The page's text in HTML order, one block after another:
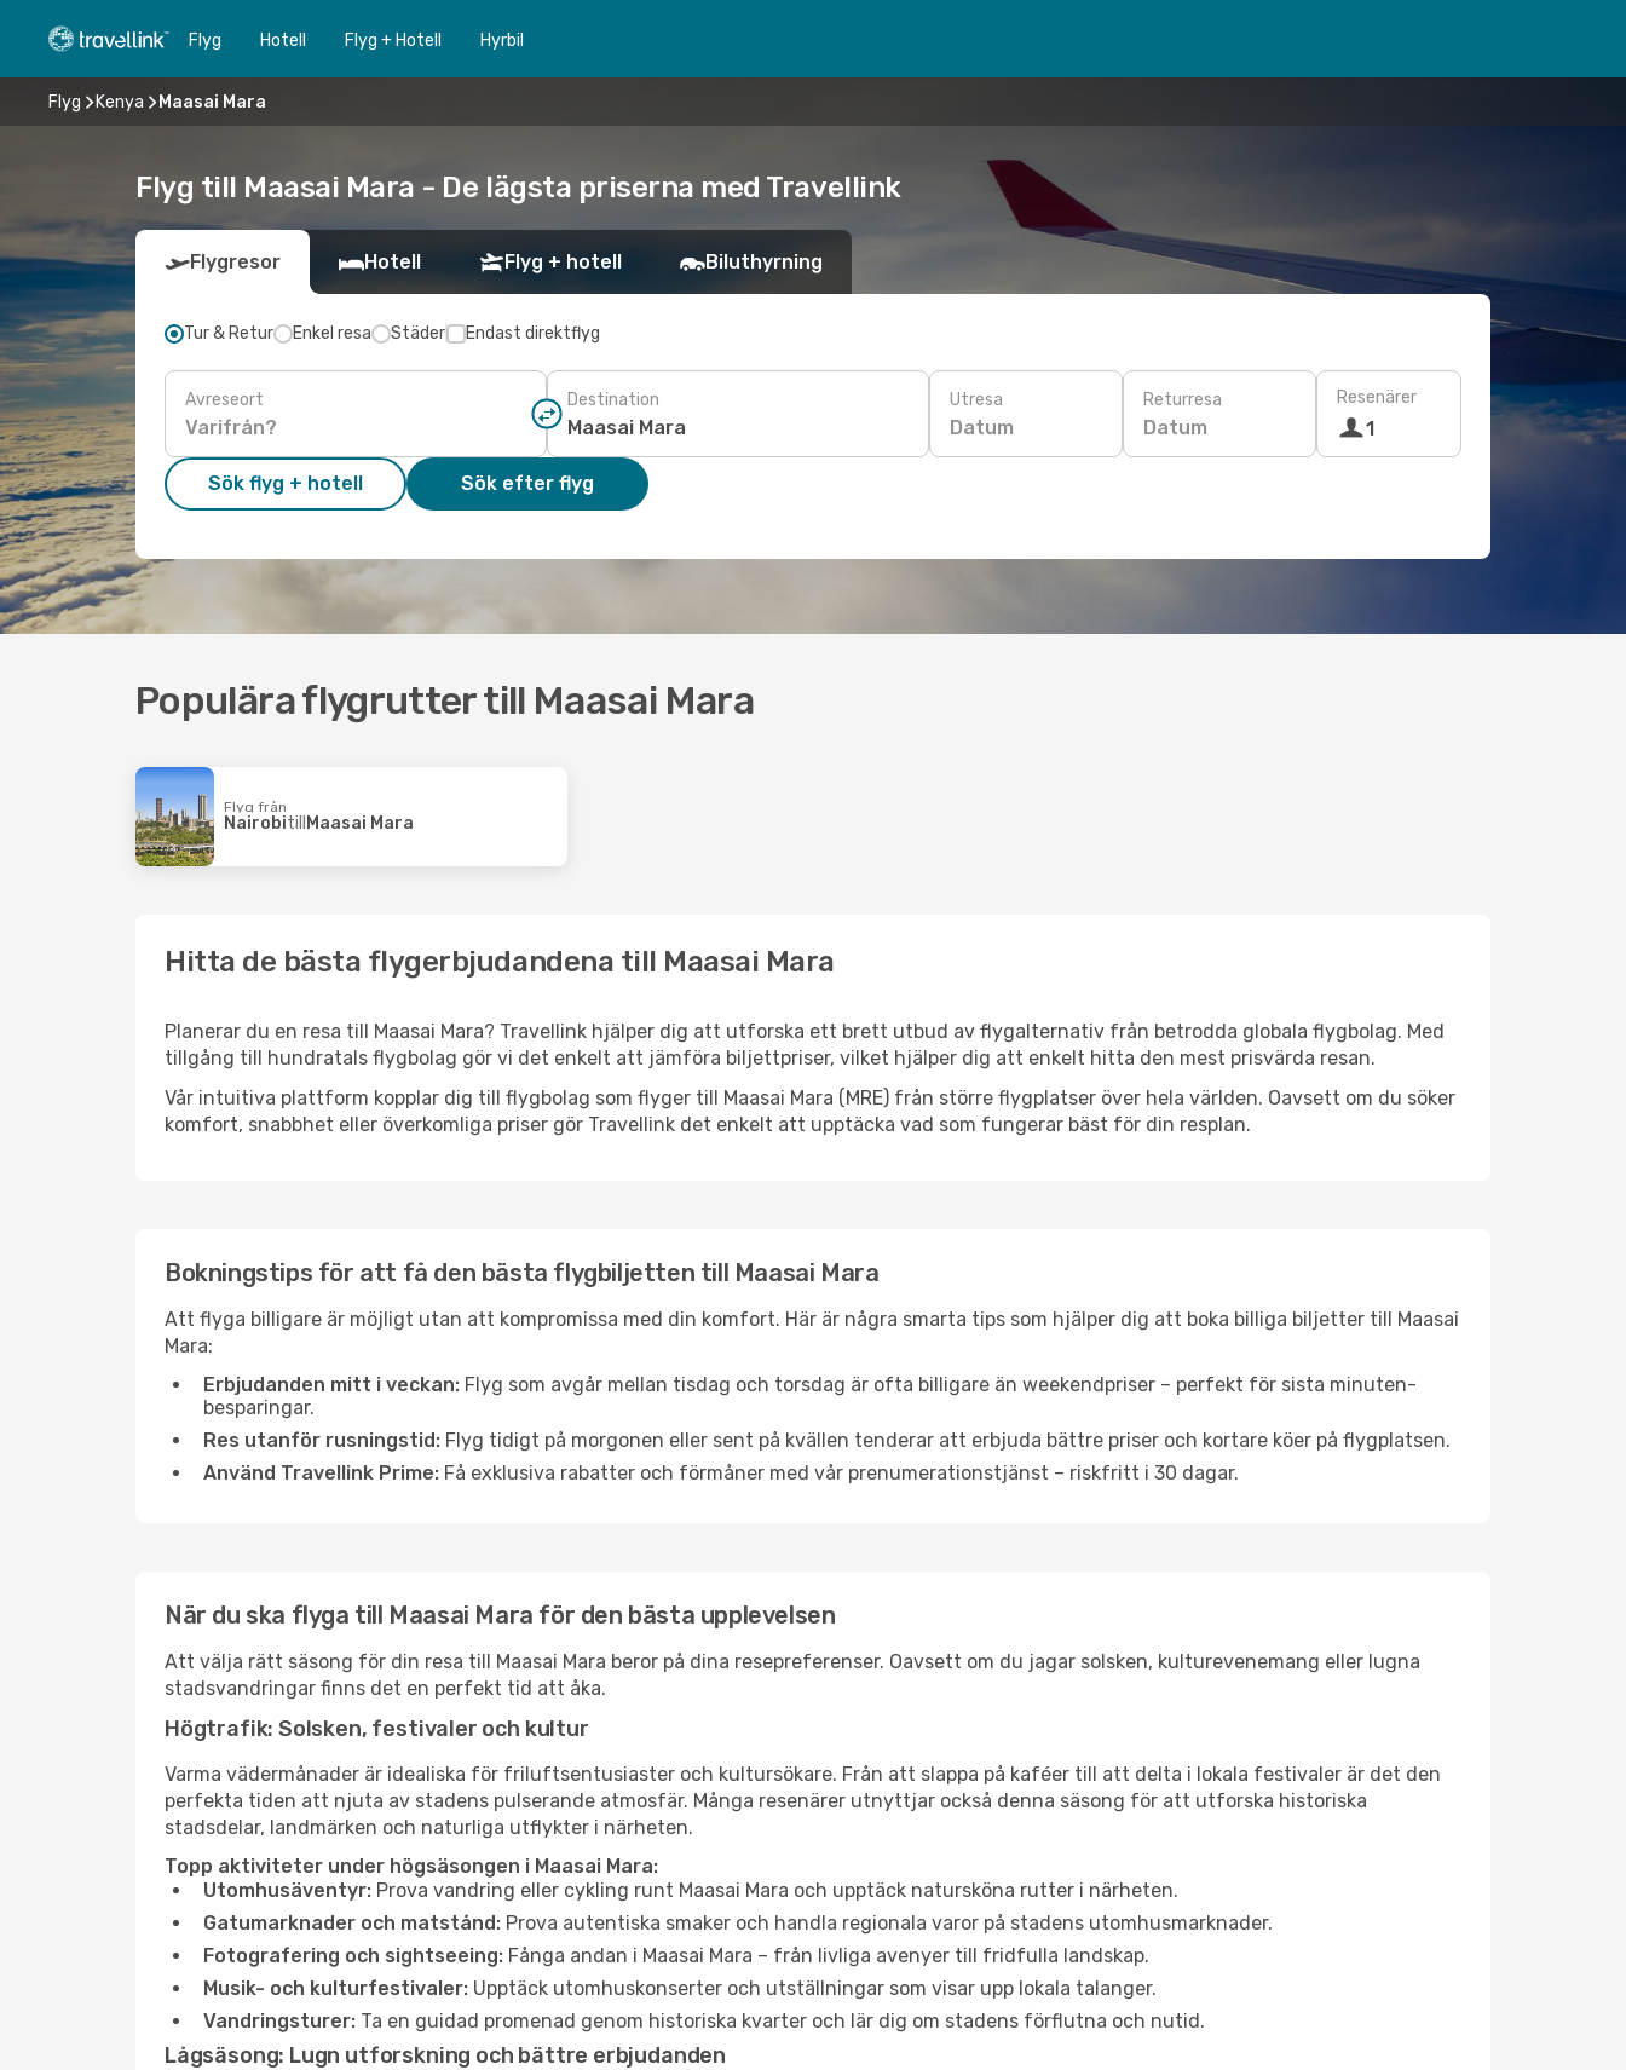
Flyg Hotell Flyg + Hotell Hyrbil
Flyg Kenya Maasai Mara
Flyg till Maasai Mara - De lägsta priserna med Travellink
Flygresor Hotell Flyg + hotell Biluthyrning
Tur & Retur Enkel resa Städer Endast direktflyg
Avreseort Destination Utresa
Datum
Returresa
Datum
Resenärer
1
Sök flyg + hotell Sök efter flyg
Populära flygrutter till Maasai Mara
Flyg från
Nairobitill Maasai Mara
Hitta de bästa flygerbjudandena till Maasai Mara
Planerar du en resa till Maasai Mara? Travellink hjälper dig att utforska ett brett utbud av flygalternativ från betrodda globala flygbolag. Med
tillgång till hundratals flygbolag gör vi det enkelt att jämföra biljettpriser, vilket hjälper dig att enkelt hitta den mest prisvärda resan.
Vår intuitiva plattform kopplar dig till flygbolag som flyger till Maasai Mara (MRE) från större flygplatser över hela världen. Oavsett om du söker
komfort, snabbhet eller överkomliga priser gör Travellink det enkelt att upptäcka vad som fungerar bäst för din resplan.
Bokningstips för att få den bästa flygbiljetten till Maasai Mara
Att flyga billigare är möjligt utan att kompromissa med din komfort. Här är några smarta tips som hjälper dig att boka billiga biljetter till Maasai
Mara:
Erbjudanden mitt i veckan: Flyg som avgår mellan tisdag och torsdag är ofta billigare än weekendpriser – perfekt för sista minuten-
besparingar.
Res utanför rusningstid: Flyg tidigt på morgonen eller sent på kvällen tenderar att erbjuda bättre priser och kortare köer på flygplatsen.
Använd Travellink Prime: Få exklusiva rabatter och förmåner med vår prenumerationstjänst – riskfritt i 30 dagar.
När du ska flyga till Maasai Mara för den bästa upplevelsen
Att välja rätt säsong för din resa till Maasai Mara beror på dina resepreferenser. Oavsett om du jagar solsken, kulturevenemang eller lugna
stadsvandringar finns det en perfekt tid att åka.
Högtrafik: Solsken, festivaler och kultur
Varma vädermånader är idealiska för friluftsentusiaster och kultursökare. Från att slappa på kaféer till att delta i lokala festivaler är det den
perfekta tiden att njuta av stadens pulserande atmosfär. Många resenärer utnyttjar också denna säsong för att utforska historiska
stadsdelar, landmärken och naturliga utflykter i närheten.
Topp aktiviteter under högsäsongen i Maasai Mara:
Utomhusäventyr: Prova vandring eller cykling runt Maasai Mara och upptäck natursköna rutter i närheten.
Gatumarknader och matstånd: Prova autentiska smaker och handla regionala varor på stadens utomhusmarknader.
Fotografering och sightseeing: Fånga andan i Maasai Mara – från livliga avenyer till fridfulla landskap.
Musik- och kulturfestivaler: Upptäck utomhuskonserter och utställningar som visar upp lokala talanger.
Vandringsturer: Ta en guidad promenad genom historiska kvarter och lär dig om stadens förflutna och nutid.
Lågsäsong: Lugn utforskning och bättre erbjudanden